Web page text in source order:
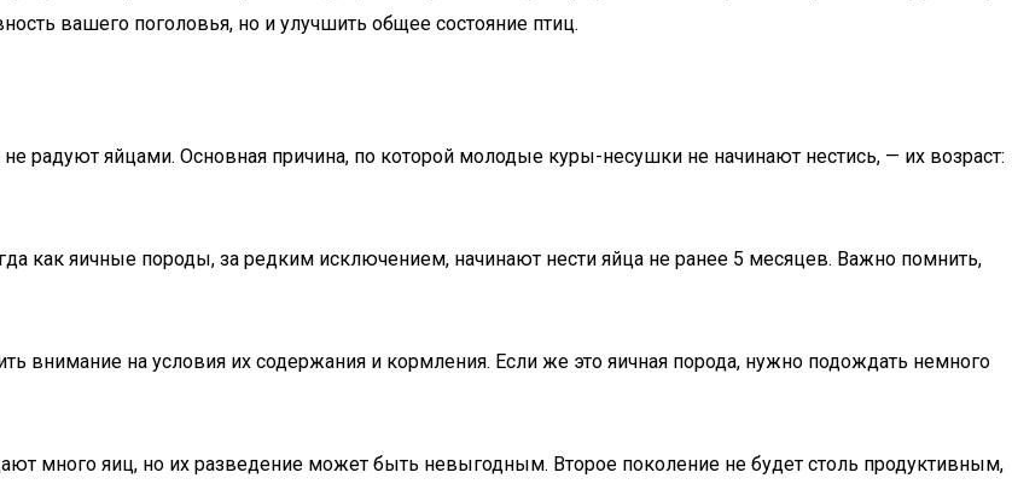
вашего поголовья, но и улучшить общее состояние птиц.
яйцами. Основная причина, по которой молодые куры-несушки не начинают нестись, — их возраст:
как яичные породы, за редким исключением, начинают нести яйца не ранее 5 месяцев. Важно помнить,
внимание на условия их содержания и кормления. Если же это яичная порода, нужно подождать немного
много яиц, но их разведение может быть невыгодным. Второе поколение не будет столь продуктивным,